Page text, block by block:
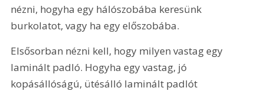
nézni, hogyha egy hálószobába keresünk
burkolatot, vagy ha egy előszobába.
Elsősorban nézni kell, hogy milyen vastag egy
laminált padló. Hogyha egy vastag, jó
kopásállóságú, ütésálló laminált padlót